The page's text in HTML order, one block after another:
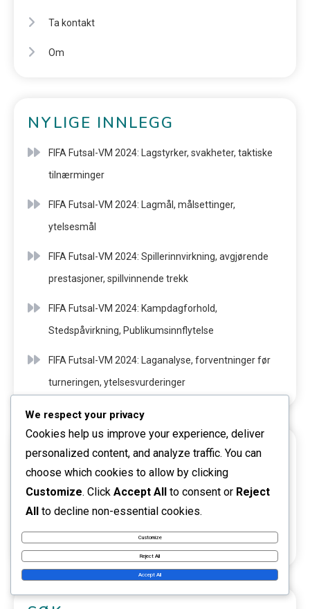
Ta kontakt
Om
NYLIGE INNLEGG
FIFA Futsal-VM 2024: Lagstyrker, svakheter, taktiske
tilnærminger
FIFA Futsal-VM 2024: Lagmål, målsettinger,
ytelsesmål
FIFA Futsal-VM 2024: Spillerinnvirkning, avgjørende
prestasjoner, spillvinnende trekk
FIFA Futsal-VM 2024: Kampdagforhold,
Stedspåvirkning, Publikumsinnflytelse
FIFA Futsal-VM 2024: Laganalyse, forventninger før
turneringen, ytelsesvurderinger
KATEGORIER
Spillerstatistikk
Teamytelse
We respect your privacy
Cookies help us improve your experience, deliver
personalized content, and analyze traffic. You can
choose which cookies to allow by clicking
Customize. Click Accept All to consent or Reject
All to decline non-essential cookies.
Customize
Reject All
Accept All